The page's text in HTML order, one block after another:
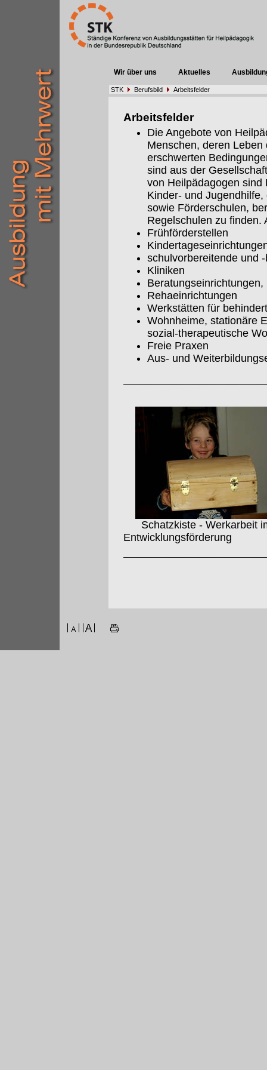
Wir über uns Aktuelles
STK Berufsbild Arbeitsfelder
Arbeitsfelder
Die Angebote von
Menschen, deren
erschwerten
sind aus der
von Heilpädagogen sind
Kinder- und
sowie Förderschulen,
Regelschulen zu finden.
Frühförderstellen
schulvorbereitende und
Kliniken
Beratungseinrichtungen,
Rehaeinrichtungen
Werkstätten für
Wohnheime, stationäre
sozial-therapeutische
Freie Praxen
Aus- und
Schatzkiste - Werkarbeit
Entwicklungsförderung